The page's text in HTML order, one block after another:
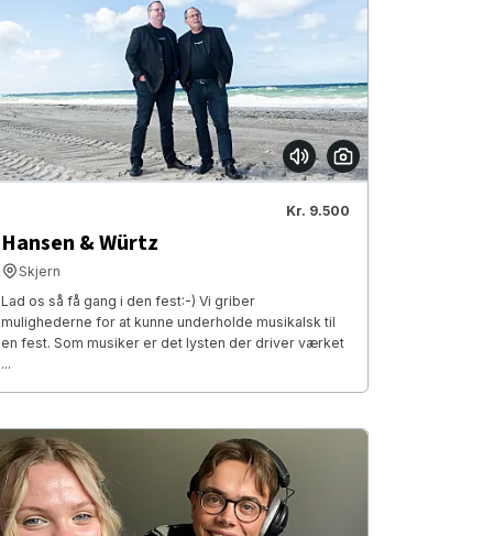
Kr. 9.500
Hansen & Würtz
Skjern
Lad os så få gang i den fest:-) Vi griber
mulighederne for at kunne underholde musikalsk til
en fest. Som musiker er det lysten der driver værket
...